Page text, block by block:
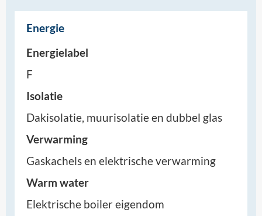
Energie
Energielabel
F
Isolatie
Dakisolatie, muurisolatie en dubbel glas
Verwarming
Gaskachels en elektrische verwarming
Warm water
Elektrische boiler eigendom